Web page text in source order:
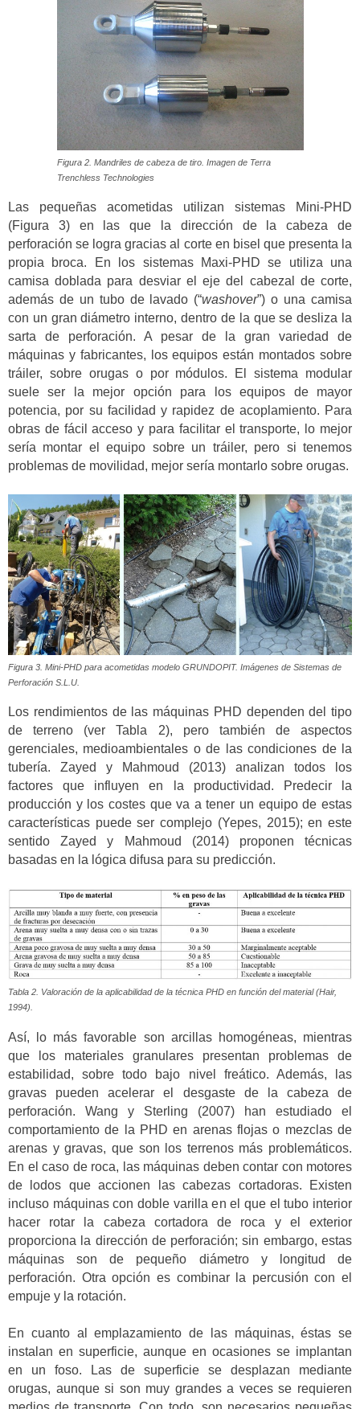
Figura 2. Mandriles de cabeza de tiro. Imagen de Terra
Trenchless Technologies
Las pequeñas acometidas utilizan sistemas Mini-PHD
(Figura 3) en las que la dirección de la cabeza de
perforación se logra gracias al corte en bisel que presenta la
propia broca. En los sistemas Maxi-PHD se utiliza una
camisa doblada para desviar el eje del cabezal de corte,
además de un tubo de lavado (“washover”) o una camisa
con un gran diámetro interno, dentro de la que se desliza la
sarta de perforación. A pesar de la gran variedad de
máquinas y fabricantes, los equipos están montados sobre
tráiler, sobre orugas o por módulos. El sistema modular
suele ser la mejor opción para los equipos de mayor
potencia, por su facilidad y rapidez de acoplamiento. Para
obras de fácil acceso y para facilitar el transporte, lo mejor
sería montar el equipo sobre un tráiler, pero si tenemos
problemas de movilidad, mejor sería montarlo sobre orugas.
Figura 3. Mini-PHD para acometidas modelo GRUNDOPIT. Imágenes de Sistemas de
Perforación S.L.U.
Los rendimientos de las máquinas PHD dependen del tipo
de terreno (ver Tabla 2), pero también de aspectos
gerenciales, medioambientales o de las condiciones de la
tubería. Zayed y Mahmoud (2013) analizan todos los
factores que influyen en la productividad. Predecir la
producción y los costes que va a tener un equipo de estas
características puede ser complejo (Yepes, 2015); en este
sentido Zayed y Mahmoud (2014) proponen técnicas
basadas en la lógica difusa para su predicción.
Tabla 2. Valoración de la aplicabilidad de la técnica PHD en función del material (Hair,
1994).
Así, lo más favorable son arcillas homogéneas, mientras
que los materiales granulares presentan problemas de
estabilidad, sobre todo bajo nivel freático. Además, las
gravas pueden acelerar el desgaste de la cabeza de
perforación. Wang y Sterling (2007) han estudiado el
comportamiento de la PHD en arenas flojas o mezclas de
arenas y gravas, que son los terrenos más problemáticos.
En el caso de roca, las máquinas deben contar con motores
de lodos que accionen las cabezas cortadoras. Existen
incluso máquinas con doble varilla en el que el tubo interior
hacer rotar la cabeza cortadora de roca y el exterior
proporciona la dirección de perforación; sin embargo, estas
máquinas son de pequeño diámetro y longitud de
perforación. Otra opción es combinar la percusión con el
empuje y la rotación.
En cuanto al emplazamiento de las máquinas, éstas se
instalan en superficie, aunque en ocasiones se implantan
en un foso. Las de superficie se desplazan mediante
orugas, aunque si son muy grandes a veces se requieren